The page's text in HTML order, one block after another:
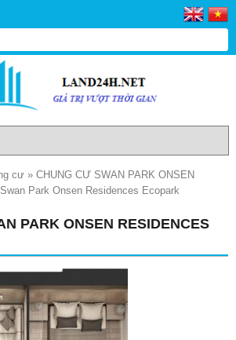
cư » CHUNG CƯ SWAN PARK ONSEN
Park Onsen Residences Ecopark
PARK ONSEN RESIDENCES